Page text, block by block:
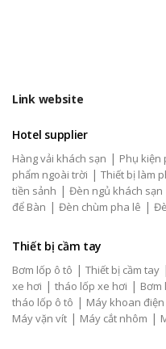
Link website
Hotel supplier
Hàng vải khách sạn | Phụ kiện
phẩm ngoài trời | Thiết bị làm
tiền sảnh | Đèn ngủ khách sạn
để Bàn | Đèn chùm pha lê |
Thiết bị cầm tay
Bơm lốp ô tô | Thiết bị cầm tay |
xe hơi | tháo lốp xe hơi | Bơm
tháo lốp ô tô | Máy khoan điện
Máy vặn vít | Máy cắt nhôm |